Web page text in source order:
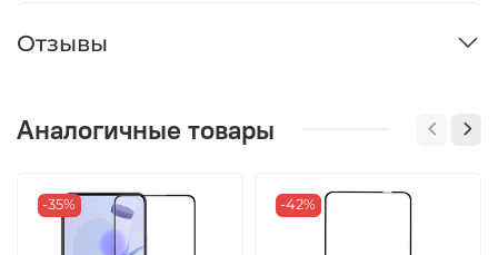
Отзывы
Аналогичные товары
-35% -42%